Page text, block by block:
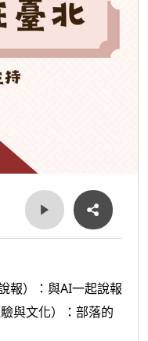
報）：與AI一起說報